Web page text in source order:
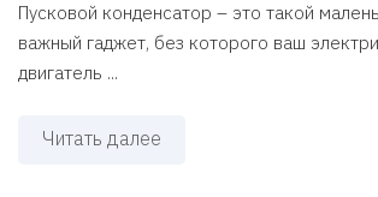
Пусковой конденсатор – это такой
важный гаджет, без которого ваш
двигатель ...
Читать далее